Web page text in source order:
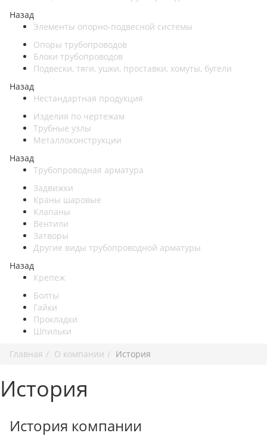
Назад
Элементы опорно-подвесной системы
Опоры трубопроводов
Блоки трубопроводов
Подвески, тяги, ушки, проставки, хомуты, бугели
Назад
Нестандартная продукция
Изделия по чертежам
Трубные узлы
Металлоконструкции
Назад
Трубопроводная арматура
Задвижки
Краны шаровые
Клапаны
Вентили
Затворы
Другие виды трубопроводной арматуры
Назад
Крепеж
Болты
Гайки
Прокладки
Шпильки
Главная
О компании История
История
История компании